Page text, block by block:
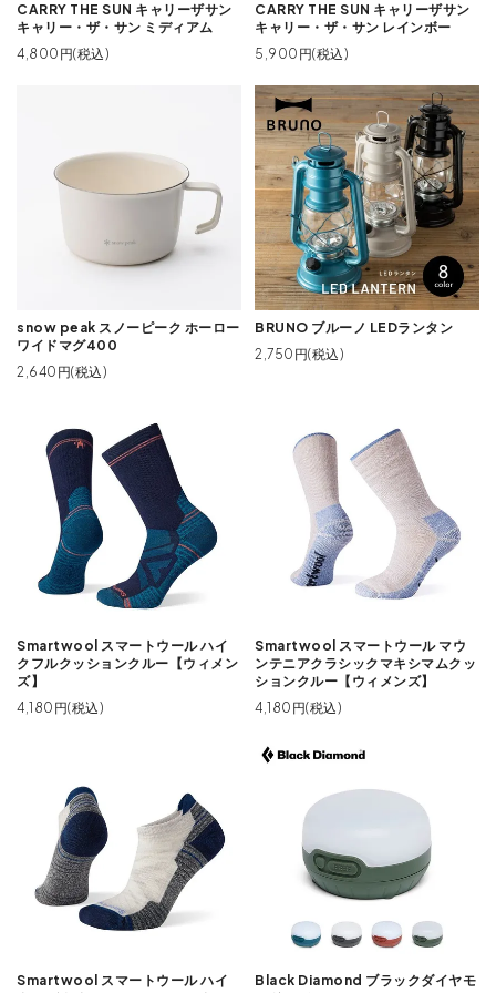
CARRY THE SUN キャリーザサン
キャリー・ザ・サン ミディアム
4,800円(税込)
CARRY THE SUN キャリーザサン
キャリー・ザ・サン レインボー
5,900円(税込)
snow peak スノーピーク ホーロー
ワイドマグ400
2,640円(税込)
BRUNO ブルーノ LEDランタン
2,750円(税込)
Smartwool スマートウール ハイ
クフルクッションクルー【ウィメン
ズ】
4,180円(税込)
Smartwool スマートウール マウ
ンテニアクラシックマキシマムクッ
ションクルー【ウィメンズ】
4,180円(税込)
Smartwool スマートウール ハイ
Black Diamond ブラックダイヤモ